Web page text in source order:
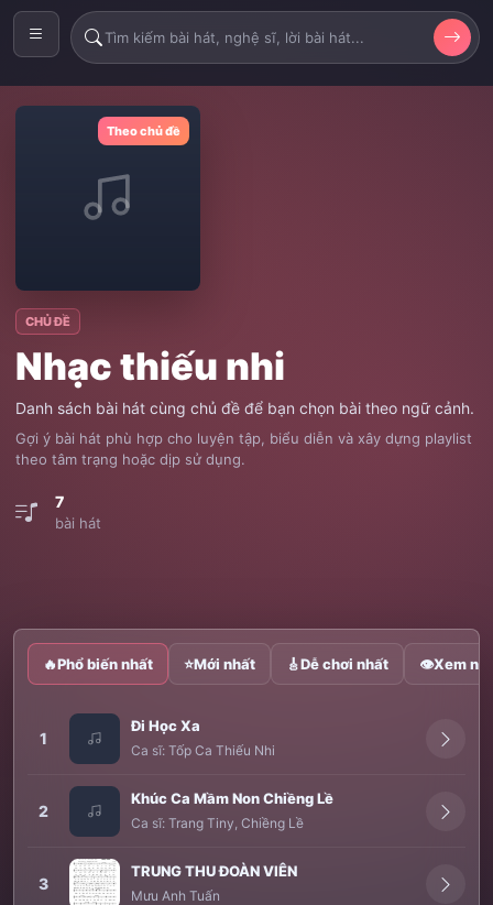
Theo chủ đề
CHỦ ĐỀ
Nhạc thiếu nhi
Danh sách bài hát cùng chủ đề để bạn chọn bài theo ngữ cảnh.
Gợi ý bài hát phù hợp cho luyện tập, biểu diễn và xây dựng playlist
theo tâm trạng hoặc dịp sử dụng.
7
bài hát
🔥Phổ biến nhất ⭐Mới nhất 🎸Dễ chơi nhất 👁Xem
1
Đi Học Xa
Ca sĩ: Tốp Ca Thiếu Nhi
2
Khúc Ca Mầm Non Chiềng Lề
Ca sĩ: Trang Tiny, Chiềng Lề
3
TRUNG THU ĐOÀN VIÊN
Mưu Anh Tuấn